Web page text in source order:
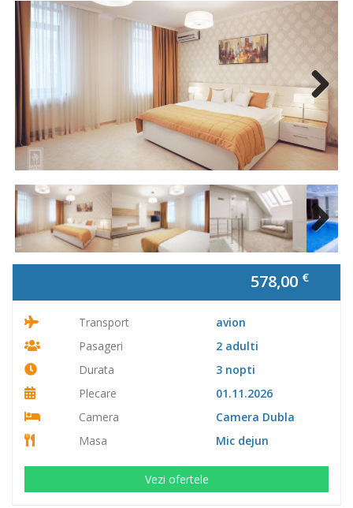
Next
Next
578,00 €
Transport
avion
Pasageri
2 adulti
Durata
3 nopti
Plecare
01.11.2026
Camera
Camera Dubla
Masa
Mic dejun
Vezi ofertele